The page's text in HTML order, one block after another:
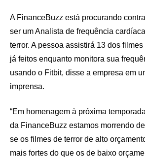
A FinanceBuzz está procurando
ser um Analista de frequência
terror. A pessoa assistirá 13 dos
já feitos enquanto monitora sua
usando o Fitbit, disse a empresa em
imprensa.
“Em homenagem à próxima
da FinanceBuzz estamos morrendo
se os filmes de terror de alto
mais fortes do que os de baixo